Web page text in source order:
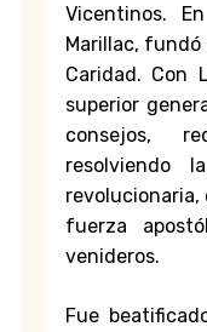
Vicentinos.
Marillac, fundó
Caridad. Con
superior
consejos,
resolviendo
revolucionaria,
fuerza
venideros.
Fue